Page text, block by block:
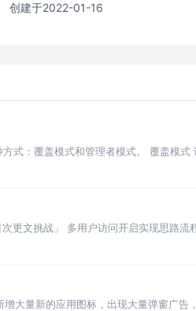
创建于2022-01-16
式：覆盖模式和管理者模式。 覆盖模
更文挑战」 多用户访问开启实现思路
大量新的应用图标，出现大量弹窗广告